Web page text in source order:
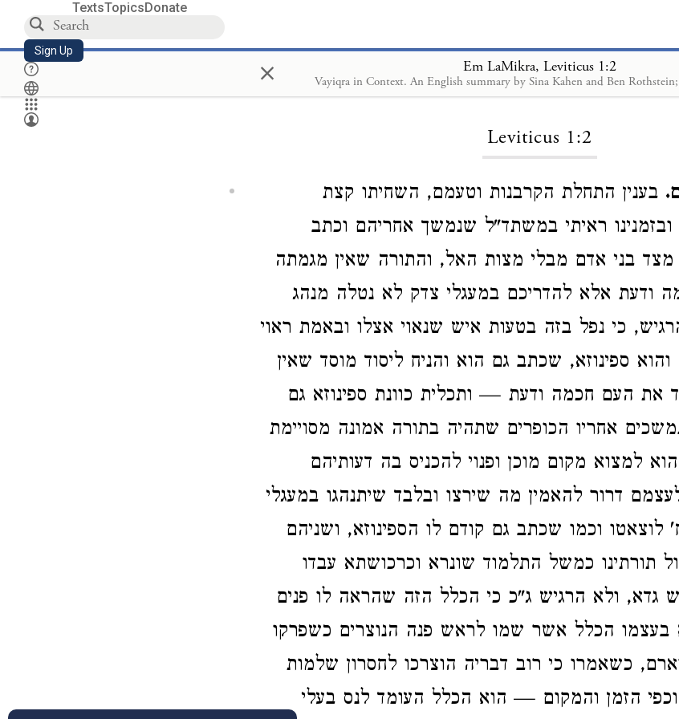
TextsTopicsDonate
Sign Up × Em LaMikra, Leviticus 1:2
Loading...
Leviticus 1:2
בענין התחלת הקרבנות וטעמם, השחיתו קצת
ובזמנינו ראיתי במשתד"ל שנמשך אחריהם וכתב
מצד בני אדם מבלי מצות האל, והתורה שאין מגמתה
ודעת אלא להדריכם במעגלי צדק לא נטלה מנהג
כי נפל בזה בטעות איש שנאוי אצלו ובאמת ראוי
ספינוזא, שכתב גם הוא והניח ליסוד מוסד שאין
את העם חכמה ודעת — ותכלית כוונת ספינוזא גם
אחריו הכופרים שתהיה בתורה אמונה מסויימת
למצוא מקום מוכן ופנוי להכניס בה דעותיהם
דרור להאמין מה שירצו ובלבד שיתנהגו במעגלי
וכמו שכתב גם קודם לו הספינוזא, ושניהם
תורתינו כמשל התלמוד שונרא וכרכושתא עבדו
גדא, ולא הרגיש ג"כ כי הכלל הזה שהראה לו פנים
בעצמו הכלל אשר שמו לראש פנה הנוצרים כשפרקו
כשאמרו כי רוב דבריה הוצרכו לחסרון שלמות
הזמן והמקום — הוא הכלל העומד לנס בעלי